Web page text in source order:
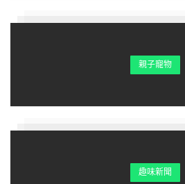
親子寵物
趣味新聞